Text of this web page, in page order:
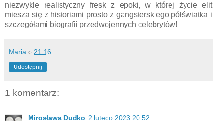
niezwykle realistyczny fresk z epoki, w której życie elit
miesza się z historiami prosto z gangsterskiego półświatka i
szczegółami biografii przedwojennych celebrytów!
Maria o 21:16
Udostępnij
1 komentarz:
Mirosława Dudko 2 lutego 2023 20:52